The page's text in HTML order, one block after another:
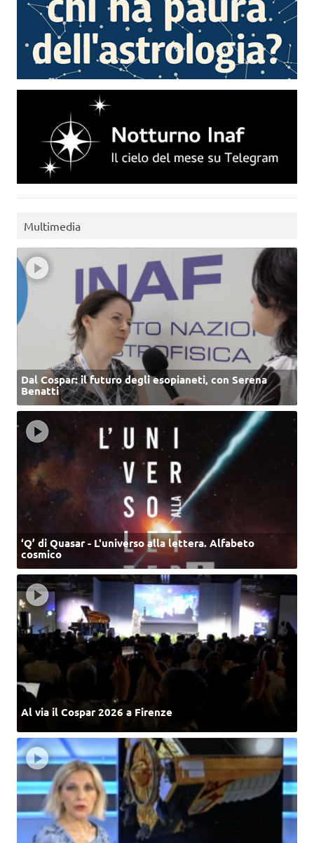
Multimedia
Dal Cospar: il futuro degli esopianeti, con Serena
Benatti
‘Q’ di Quasar - L'universo alla lettera. Alfabeto
cosmico
Al via il Cospar 2026 a Firenze